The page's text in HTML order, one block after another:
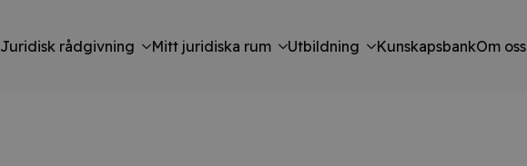
Juridisk rådgivning Mitt juridiska rum Utbildning KunskapsbankOm oss